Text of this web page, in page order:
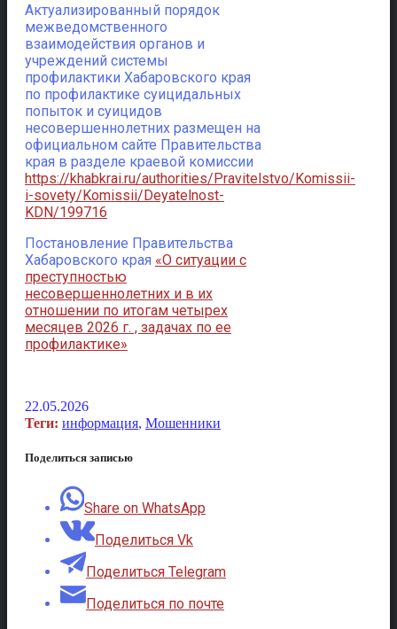
Актуализированный порядок
межведомственного
взаимодействия органов и
учреждений системы
профилактики Хабаровского края
по профилактике суицидальных
попыток и суицидов
несовершеннолетних размещен на
официальном сайте Правительства
края в разделе краевой комиссии
https://khabkrai.ru/authorities/Pravitelstvo/Komissii-
i-sovety/Komissii/Deyatelnost-
KDN/199716
Постановление Правительства
Хабаровского края «О ситуации с
преступностью
несовершеннолетних и в их
отношении по итогам четырех
месяцев 2026 г. , задачах по ее
профилактике»
22.05.2026
Теги: информация, Мошенники
Поделиться записью
Share on WhatsApp
Поделиться Vk
Поделиться Telegram
Поделиться по почте